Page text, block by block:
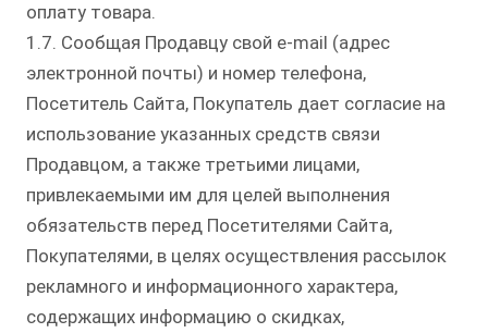
оплату товара.
1.7. Сообщая Продавцу свой e-mail (адрес
электронной почты) и номер телефона,
Посетитель Сайта, Покупатель дает согласие на
использование указанных средств связи
Продавцом, а также третьими лицами,
привлекаемыми им для целей выполнения
обязательств перед Посетителями Сайта,
Покупателями, в целях осуществления рассылок
рекламного и информационного характера,
содержащих информацию о скидках,